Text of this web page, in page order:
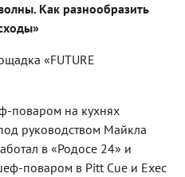
Как разнообразить
«FUTURE
поваром на кухнях
руководством Майкла
в «Родосе 24» и
поваром в Pitt Cue и Exec